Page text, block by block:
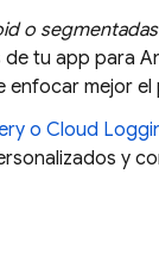
o
de tu app para
enfocar mejor
o Cloud
y